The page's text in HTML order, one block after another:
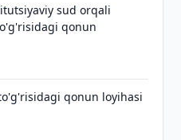
sud orqali
qonun
qonun loyihasi